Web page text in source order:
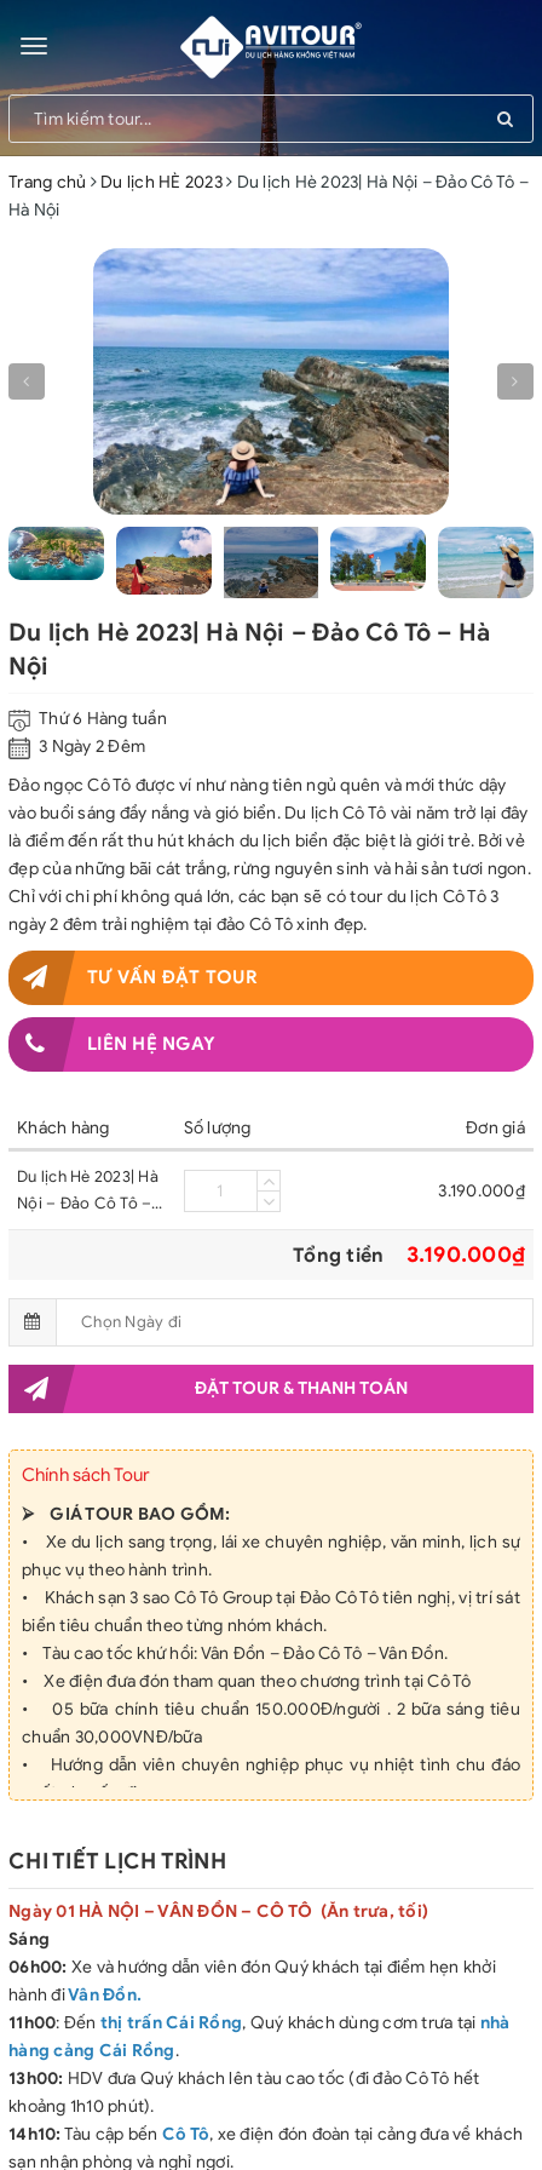
Toggle
navigation
Trang chủ Du lịch HÈ 2023
Du lịch Hè 2023| Hà Nội – Đảo Cô Tô –
Hà Nội
Du lịch Hè 2023| Hà Nội – Đảo Cô Tô – Hà
Nội
Thứ 6 Hàng tuần
3 Ngày 2 Đêm
Đảo ngọc Cô Tô được ví như nàng tiên ngủ quên và mới thức dậy
vào buổi sáng đầy nắng và gió biển. Du lịch Cô Tô vài năm trở lại đây
là điểm đến rất thu hút khách du lịch biển đặc biệt là giới trẻ. Bởi vẻ
đẹp của những bãi cát trắng, rừng nguyên sinh và hải sản tươi ngon.
Chỉ với chi phí không quá lớn, các bạn sẽ có tour du lịch Cô Tô 3
ngày 2 đêm trải nghiệm tại đảo Cô Tô xinh đẹp.
TƯ VẤN ĐẶT TOUR
LIÊN HỆ NGAY
Khách hàng Số lượng Đơn giá
Du lịch Hè 2023| Hà
Nội – Đảo Cô Tô –
3.190.000₫
Tổng tiền 3.190.000₫
ĐẶT TOUR & THANH TOÁN
Chính sách Tour
⮚ GIÁ TOUR BAO GỒM:
• Xe du lịch sang trọng, lái xe chuyên nghiệp, văn minh, lịch sự
phục vụ theo hành trình.
• Khách sạn 3 sao Cô Tô Group tại Đảo Cô Tô tiên nghị, vị trí sát
biển tiêu chuẩn theo từng nhóm khách.
• Tàu cao tốc khứ hồi: Vân Đồn – Đảo Cô Tô – Vân Đồn.
• Xe điện đưa đón tham quan theo chương trình tại Cô Tô
• 05 bữa chính tiêu chuẩn 150.000Đ/người . 2 bữa sáng tiêu
chuẩn 30,000VNĐ/bữa
• Hướng dẫn viên chuyên nghiệp phục vụ nhiệt tình chu đáo
suốt chuyến đi.
• Bảo hiểm du lịch mức đền bù tối đa 20.000.000Đ/người/vụ.
• Nước uống, khăn lạnh phục vụ trên xe tiêu chuẩn 01 chai
nước suối/ngày thăm quan.
•
⮚ GIÁ TOUR CHƯA BAO GỒM:
• Đồ uống: rượu, bia, nước ngọt và các loại đồ uống cá nhân
không đề cập.
• Các chi phí cá nhân: mua sắm, điện thoại, thăm quan tự do
ngoài lịch trình.
• Xe máy đưa khách lên Ngọn Hải Đăng
• Thuế giá trị gia tăng VAT 10%.
•
CHI TIẾT LỊCH TRÌNH
Ngày 01 HÀ NỘI – VÂN ĐỒN – CÔ TÔ (Ăn trưa, tối)
Sáng
06h00: Xe và hướng dẫn viên đón Quý khách tại điểm hẹn khởi
hành điVân Đồn.
11h00: Đến thị trấn Cái Rồng, Quý khách dùng cơm trưa tại nhà
hàng cảng Cái Rồng.
13h00: HDV đưa Quý khách lên tàu cao tốc (đi đảo Cô Tô hết
khoảng 1h10 phút).
14h10: Tàu cập bến Cô Tô, xe điện đón đoàn tại cảng đưa về khách
sạn nhận phòng và nghỉ ngơi.